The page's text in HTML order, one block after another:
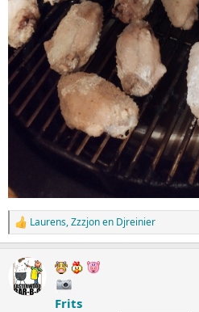
W
a
r
d
e
Laurens,Zzzjonen Djreinier
Frits